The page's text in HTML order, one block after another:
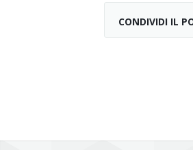
CONDIVIDI IL